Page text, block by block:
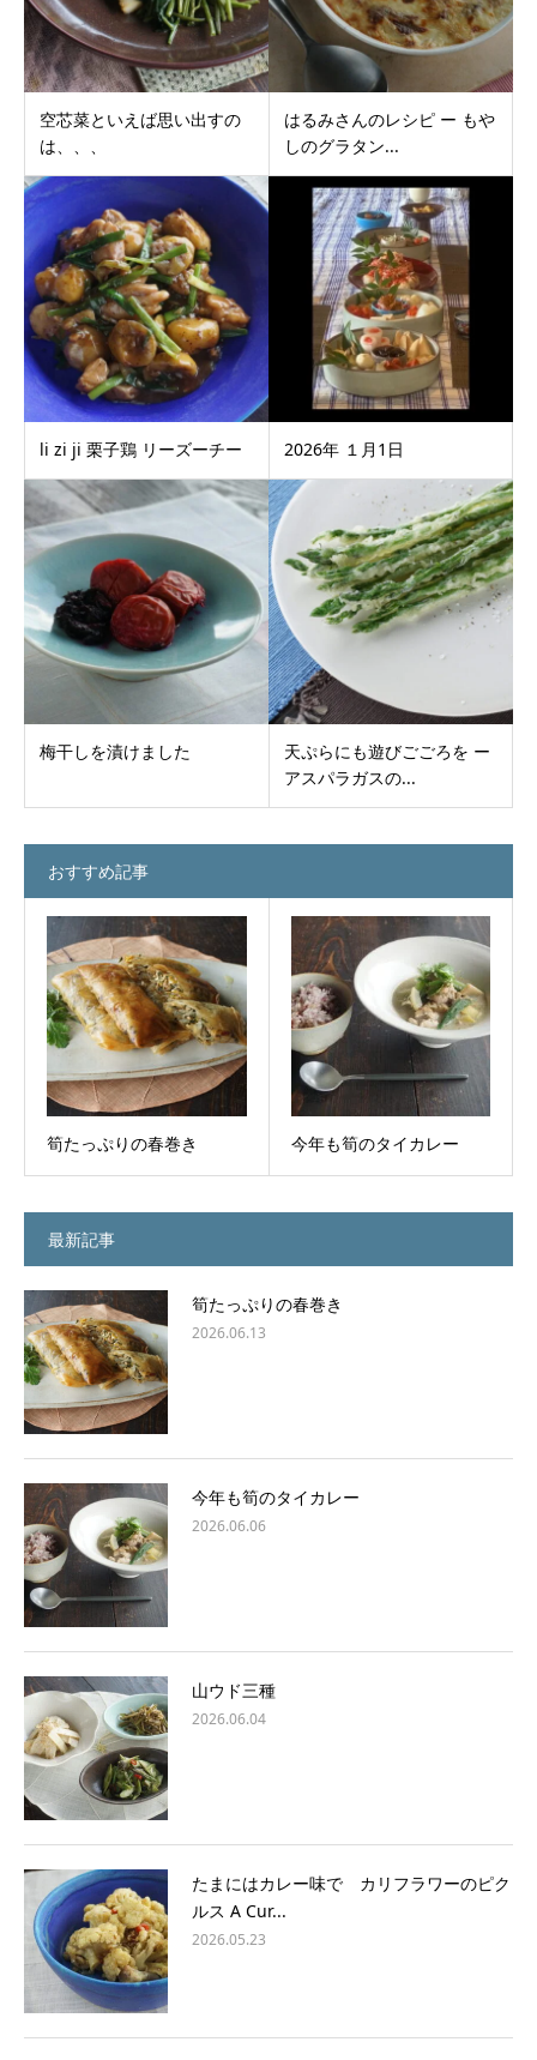
空芯菜といえば思い出すの
は、、、
はるみさんのレシピ ー もや
しのグラタン...
li zi ji 栗子鶏 リーズーチー 2026年 １月1日
梅干しを漬けました
天ぷらにも遊びごごろを ー
アスパラガスの...
おすすめ記事
筍たっぷりの春巻き 今年も筍のタイカレー
最新記事
筍たっぷりの春巻き
2026.06.13
今年も筍のタイカレー
2026.06.06
山ウド三種
2026.06.04
たまにはカレー味で カリフラワーのピク
ルス A Cur...
2026.05.23